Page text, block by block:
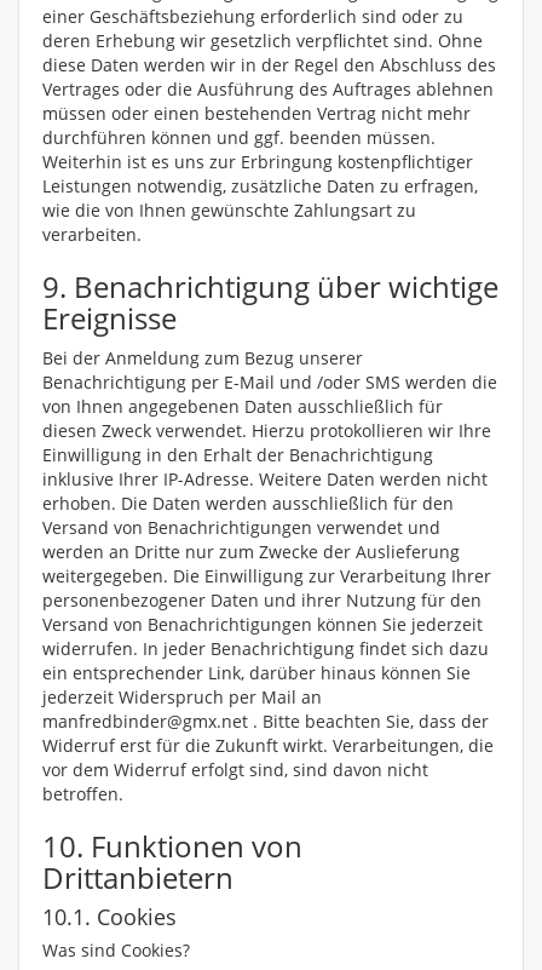
einer Geschäftsbeziehung erforderlich sind oder zu
deren Erhebung wir gesetzlich verpflichtet sind. Ohne
diese Daten werden wir in der Regel den Abschluss des
Vertrages oder die Ausführung des Auftrages ablehnen
müssen oder einen bestehenden Vertrag nicht mehr
durchführen können und ggf. beenden müssen.
Weiterhin ist es uns zur Erbringung kostenpflichtiger
Leistungen notwendig, zusätzliche Daten zu erfragen,
wie die von Ihnen gewünschte Zahlungsart zu
verarbeiten.
9. Benachrichtigung über wichtige
Ereignisse
Bei der Anmeldung zum Bezug unserer
Benachrichtigung per E-Mail und /oder SMS werden die
von Ihnen angegebenen Daten ausschließlich für
diesen Zweck verwendet. Hierzu protokollieren wir Ihre
Einwilligung in den Erhalt der Benachrichtigung
inklusive Ihrer IP-Adresse. Weitere Daten werden nicht
erhoben. Die Daten werden ausschließlich für den
Versand von Benachrichtigungen verwendet und
werden an Dritte nur zum Zwecke der Auslieferung
weitergegeben. Die Einwilligung zur Verarbeitung Ihrer
personenbezogener Daten und ihrer Nutzung für den
Versand von Benachrichtigungen können Sie jederzeit
widerrufen. In jeder Benachrichtigung findet sich dazu
ein entsprechender Link, darüber hinaus können Sie
jederzeit Widerspruch per Mail an
manfredbinder@gmx.net . Bitte beachten Sie, dass der
Widerruf erst für die Zukunft wirkt. Verarbeitungen, die
vor dem Widerruf erfolgt sind, sind davon nicht
betroffen.
10. Funktionen von
Drittanbietern
10.1. Cookies
Was sind Cookies?